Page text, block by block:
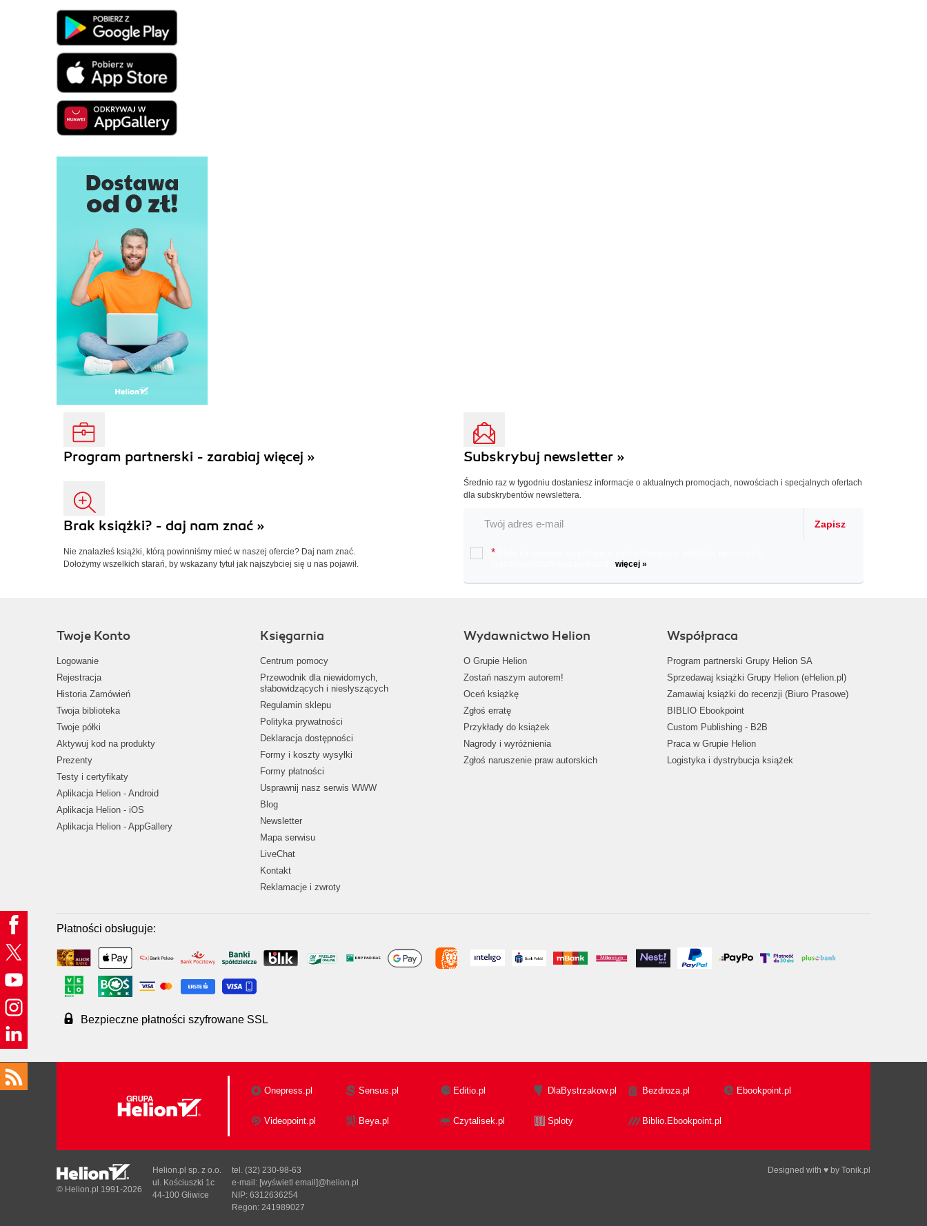
Program partnerski - zarabiaj więcej »
Brak książki? - daj nam znać »
Nie znalazłeś książki, którą powinniśmy mieć w naszej ofercie? Daj nam znać.
Dołożymy wszelkich starań, by wskazany tytuł jak najszybciej się u nas pojawił.
Subskrybuj newsletter »
Średnio raz w tygodniu dostaniesz informacje o aktualnych promocjach, nowościach i specjalnych ofertach
dla subskrybentów newslettera.
Zapisz
*
więcej »
Twoje Konto
Logowanie
Rejestracja
Historia Zamówień
Twoja biblioteka
Twoje półki
Aktywuj kod na produkty
Prezenty
Testy i certyfikaty
Aplikacja Helion - Android
Aplikacja Helion - iOS
Aplikacja Helion - AppGallery
Księgarnia
Centrum pomocy
Przewodnik dla niewidomych,
słabowidzących i niesłyszących
Regulamin sklepu
Polityka prywatności
Deklaracja dostępności
Formy i koszty wysyłki
Formy płatności
Usprawnij nasz serwis WWW
Blog
Newsletter
Mapa serwisu
LiveChat
Kontakt
Reklamacje i zwroty
Wydawnictwo Helion
O Grupie Helion
Zostań naszym autorem!
Oceń książkę
Zgłoś erratę
Przykłady do książek
Nagrody i wyróżnienia
Zgłoś naruszenie praw autorskich
Współpraca
Program partnerski Grupy Helion SA
Sprzedawaj książki Grupy Helion (eHelion.pl)
Zamawiaj książki do recenzji (Biuro Prasowe)
BIBLIO Ebookpoint
Custom Publishing - B2B
Praca w Grupie Helion
Logistyka i dystrybucja książek
Płatności obsługuje:
Bezpieczne płatności szyfrowane SSL
Onepress.pl Sensus.pl Editio.pl DlaBystrzakow.pl Bezdroza.pl Ebookpoint.pl
Videopoint.pl Beya.pl Czytalisek.pl Sploty Biblio.Ebookpoint.pl
Designed with ♥ by Tonik.pl
© Helion.pl 1991-2026
Helion.pl sp. z o.o.
ul. Kościuszki 1c
44-100 Gliwice
tel. (32) 230-98-63
e-mail: [wyświetl email]@helion.pl
NIP: 6312636254
Regon: 241989027